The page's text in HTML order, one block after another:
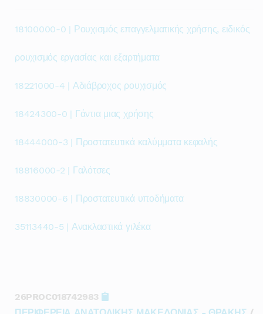
18100000-0 | Ρουχισμός επαγγελματικής χρήσης, ειδικός
ρουχισμός εργασίας και εξαρτήματα
18221000-4 | Αδιάβροχος ρουχισμός
18424300-0 | Γάντια μιας χρήσης
18444000-3 | Προστατευτικά καλύμματα κεφαλής
18816000-2 | Γαλότσες
18830000-6 | Προστατευτικά υποδήματα
35113440-5 | Ανακλαστικά γιλέκα
26PROC018742983